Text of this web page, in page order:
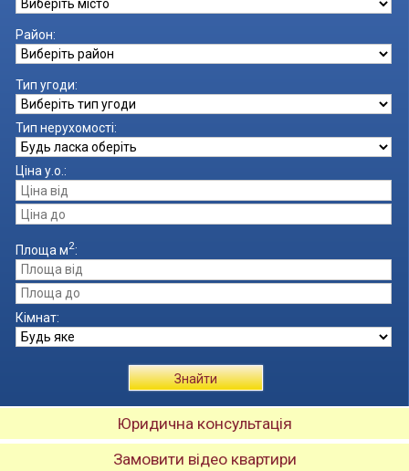
Район:
Тип угоди:
Тип нерухомості:
Ціна у.о. :
Площа м2:
Кімнат:
Знайти
Юридична консультація
Замовити відео квартири